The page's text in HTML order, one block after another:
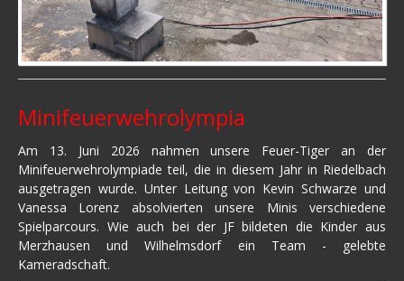
Minifeuerwehrolympia
Am 13. Juni 2026 nahmen unsere Feuer-Tiger an der
Minifeuerwehrolympiade teil, die in diesem Jahr in Riedelbach
ausgetragen wurde. Unter Leitung von Kevin Schwarze und
Vanessa Lorenz absolvierten unsere Minis verschiedene
Spielparcours. Wie auch bei der JF bildeten die Kinder aus
Merzhausen und Wilhelmsdorf ein Team - gelebte
Kameradschaft.